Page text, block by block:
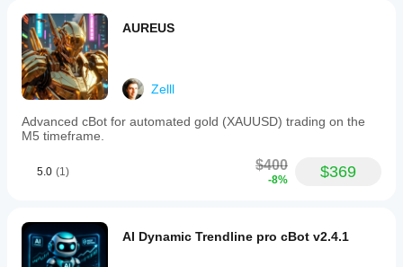
AUREUS
Zelll
Advanced cBot for automated gold (XAUUSD) trading on the
M5 timeframe.
5.0 (1) $400
-8% $369
AI Dynamic Trendline pro cBot v2.4.1